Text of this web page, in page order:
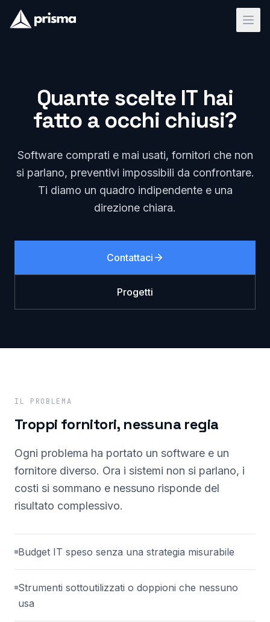
Quante scelte IT hai
fatto a occhi chiusi?
Software comprati e mai usati, fornitori che non
si parlano, preventivi impossibili da confrontare.
Ti diamo un quadro indipendente e una
direzione chiara.
Contattaci
Progetti
IL PROBLEMA
Troppi fornitori, nessuna regia
Ogni problema ha portato un software e un
fornitore diverso. Ora i sistemi non si parlano, i
costi si sommano e nessuno risponde del
risultato complessivo.
Budget IT speso senza una strategia misurabile
Strumenti sottoutilizzati o doppioni che nessuno
usa